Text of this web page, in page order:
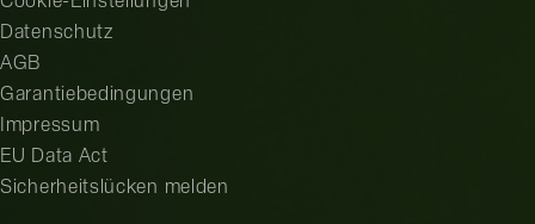
Datenschutz
AGB
Garantiebedingungen
Impressum
EU Data Act
Sicherheitslücken melden